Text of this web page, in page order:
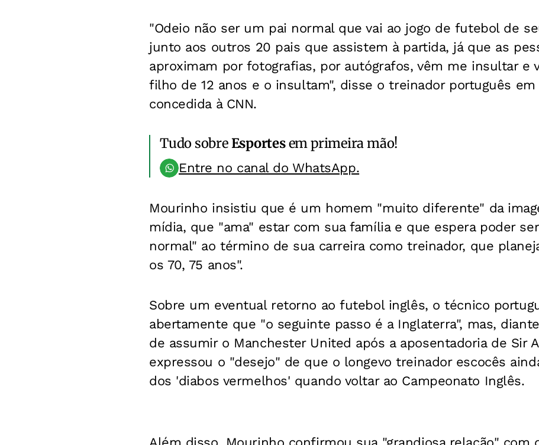
"Odeio não ser um pai normal que vai ao jogo de futebol de
junto aos outros 20 pais que assistem à partida, já que as
aproximam por fotografias, por autógrafos, vêm me insultar e
filho de 12 anos e o insultam", disse o treinador português
concedida à CNN.
Tudo sobreEsportesem primeira mão!
Entre no canal do WhatsApp.
Mourinho insistiu que é um homem "muito diferente" da
mídia, que "ama" estar com sua família e que espera poder
normal" ao término de sua carreira como treinador, que
os 70, 75 anos".
Sobre um eventual retorno ao futebol inglês, o técnico
abertamente que "o seguinte passo é a Inglaterra", mas,
de assumir o Manchester United após a aposentadoria de Sir
expressou o "desejo" de que o longevo treinador escocês
dos 'diabos vermelhos' quando voltar ao Campeonato Inglês.